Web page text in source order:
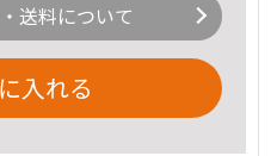
送料について
入れる